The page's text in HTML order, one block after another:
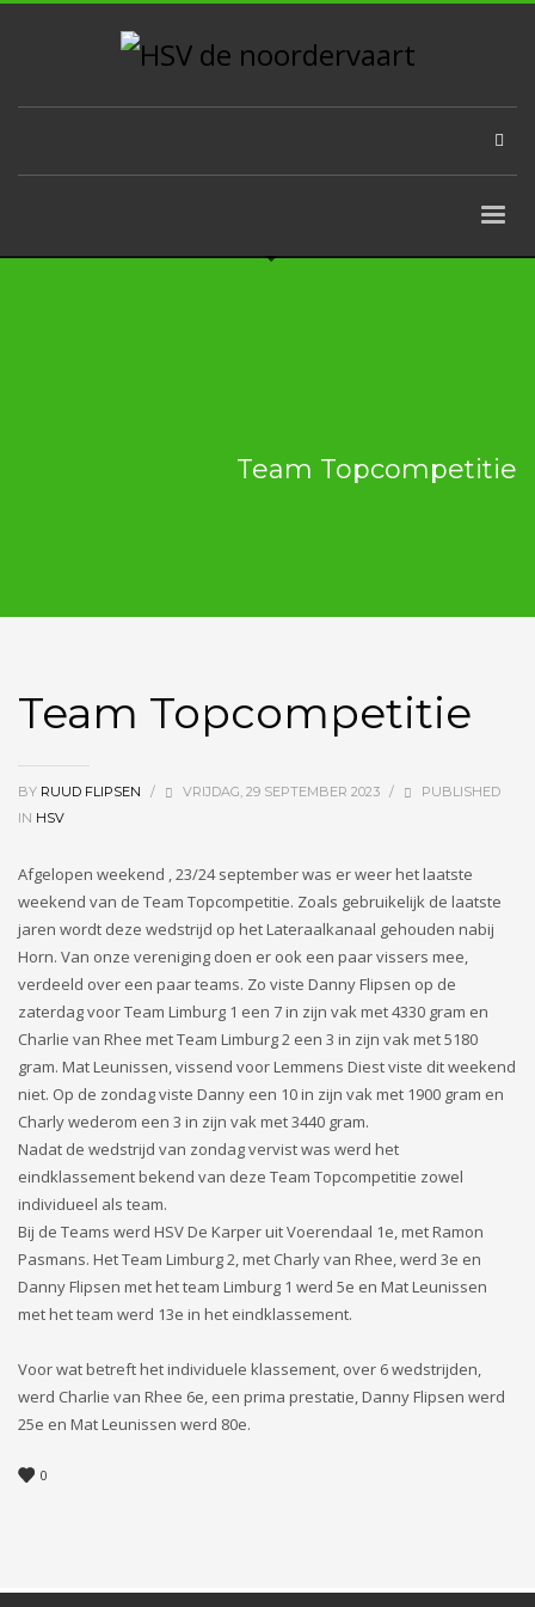
Team Topcompetitie
Team Topcompetitie
BY RUUD FLIPSEN / VRIJDAG, 29 SEPTEMBER 2023 /
PUBLISHED
IN HSV
Afgelopen weekend , 23/24 september was er weer het laatste
weekend van de Team Topcompetitie. Zoals gebruikelijk de laatste
jaren wordt deze wedstrijd op het Lateraalkanaal gehouden nabij
Horn. Van onze vereniging doen er ook een paar vissers mee,
verdeeld over een paar teams. Zo viste Danny Flipsen op de
zaterdag voor Team Limburg 1 een 7 in zijn vak met 4330 gram en
Charlie van Rhee met Team Limburg 2 een 3 in zijn vak met 5180
gram. Mat Leunissen, vissend voor Lemmens Diest viste dit weekend
niet. Op de zondag viste Danny een 10 in zijn vak met 1900 gram en
Charly wederom een 3 in zijn vak met 3440 gram.
Nadat de wedstrijd van zondag vervist was werd het
eindklassement bekend van deze Team Topcompetitie zowel
individueel als team.
Bij de Teams werd HSV De Karper uit Voerendaal 1e, met Ramon
Pasmans. Het Team Limburg 2, met Charly van Rhee, werd 3e en
Danny Flipsen met het team Limburg 1 werd 5e en Mat Leunissen
met het team werd 13e in het eindklassement.
Voor wat betreft het individuele klassement, over 6 wedstrijden,
werd Charlie van Rhee 6e, een prima prestatie, Danny Flipsen werd
25e en Mat Leunissen werd 80e.
0